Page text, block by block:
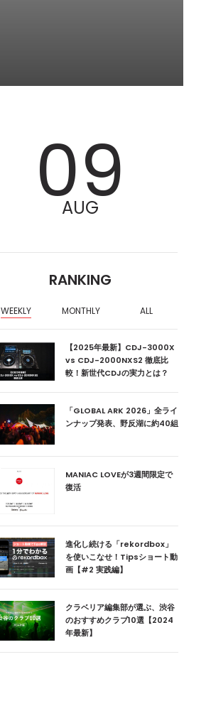
09
AUG
RANKING
WEEKLY MONTHLY ALL
【2025年最新】CDJ-3000X
vs CDJ-2000NXS2 徹底比
較！新世代CDJの実力とは？
「GLOBAL ARK 2026」全ライ
ンナップ発表、野反湖に約40組
MANIAC LOVEが3週間限定で
復活
進化し続ける「rekordbox」
を使いこなせ！Tipsショート動
画【#2 実践編】
クラベリア編集部が選ぶ、渋谷
のおすすめクラブ10選【2024
年最新】